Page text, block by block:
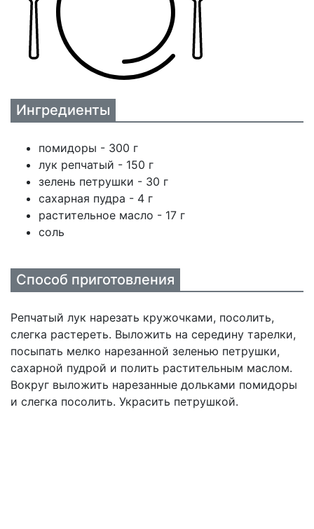
Ингредиенты
помидоры - 300 г
лук репчатый - 150 г
зелень петрушки - 30 г
сахарная пудра - 4 г
растительное масло - 17 г
соль
Способ приготовления
Репчатый лук нарезать кружочками, посолить,
слегка растереть. Выложить на середину тарелки,
посыпать мелко нарезанной зеленью петрушки,
сахарной пудрой и полить растительным маслом.
Вокруг выложить нарезанные дольками помидоры
и слегка посолить. Украсить петрушкой.